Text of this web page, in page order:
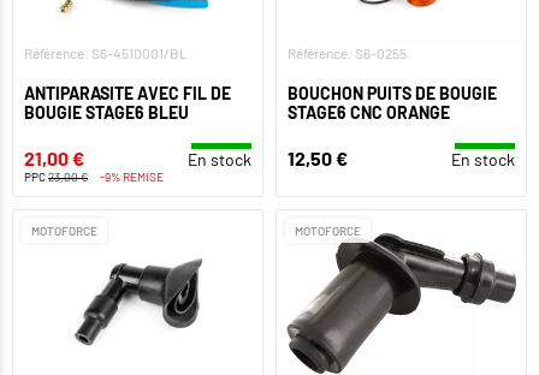
Référence: S6-4510001/BL
ANTIPARASITE AVEC FIL DE
BOUGIE STAGE6 BLEU
21,00 € En stock
PPC23,00 € -9% REMISE
Référence: S6-0255
BOUCHON PUITS DE BOUGIE
STAGE6 CNC ORANGE
12,50 € En stock
MOTOFORCE MOTOFORCE